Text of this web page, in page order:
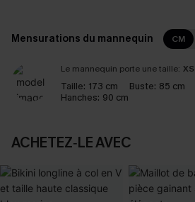
Mensurations du mannequin CM
Le mannequin porte une taille: XS
Taille: 173 cm Buste: 85 cm
Hanches: 90 cm
ACHETEZ‑LE AVEC